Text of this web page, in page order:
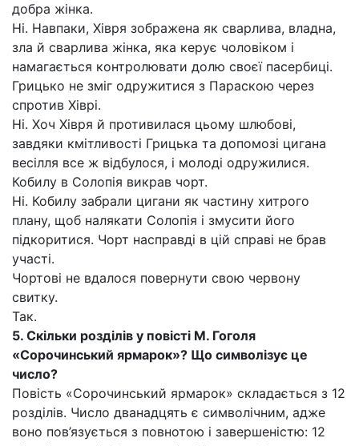
добра жінка.
Ні. Навпаки, Хівря зображена як сварлива, владна,
зла й сварлива жінка, яка керує чоловіком і
намагається контролювати долю своєї пасербиці.
Грицько не зміг одружитися з Параскою через
спротив Хіврі.
Ні. Хоч Хівря й противилася цьому шлюбові,
завдяки кмітливості Грицька та допомозі цигана
весілля все ж відбулося, і молоді одружилися.
Кобилу в Солопія викрав чорт.
Ні. Кобилу забрали цигани як частину хитрого
плану, щоб налякати Солопія і змусити його
підкоритися. Чорт насправді в цій справі не брав
участі.
Чортові не вдалося повернути свою червону
свитку.
Так.
5. Скільки розділів у повісті М. Гоголя
«Сорочинський ярмарок»? Що символізує це
число?
Повість «Сорочинський ярмарок» складається з 12
розділів. Число дванадцять є символічним, адже
воно пов’язується з повнотою і завершеністю: 12